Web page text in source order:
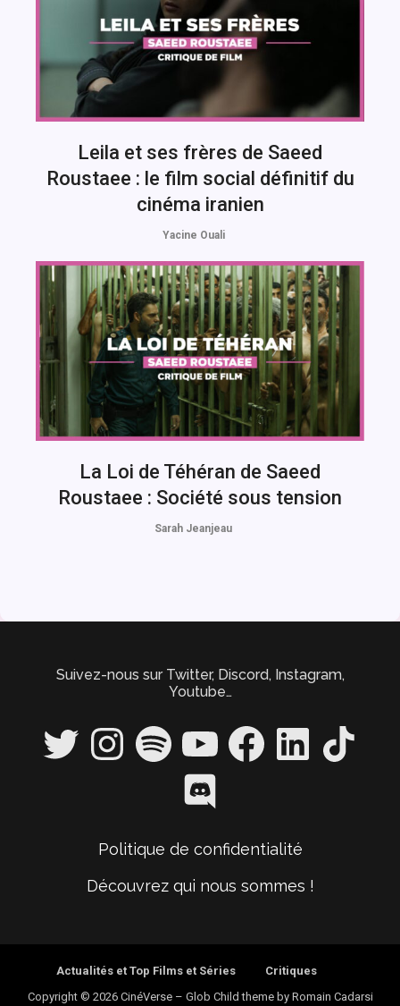
Leila et ses frères de Saeed
Roustaee : le film social définitif du
cinéma iranien
Yacine Ouali
La Loi de Téhéran de Saeed
Roustaee : Société sous tension
Sarah Jeanjeau
Suivez-nous sur Twitter, Discord, Instagram,
Youtube…
Twitter InstagramSpotify YouTube FacebookLinkedIn TikTok
Discord
Politique de confidentialité
Découvrez qui nous sommes !
Actualités et Top Films et Séries
Critiques
Copyright © 2026 CinéVerse – Glob Child theme by Romain Cadarsi